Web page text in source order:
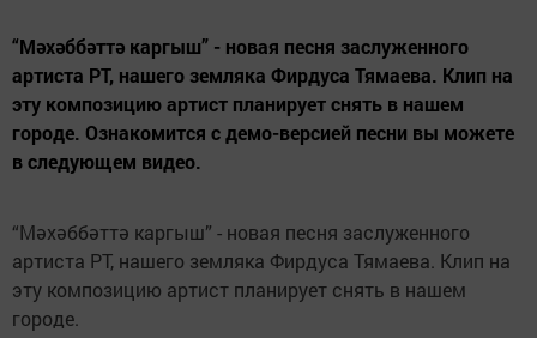
“Мәхәббәттә каргыш” - новая песня заслуженного
артиста РТ, нашего земляка Фирдуса Тямаева. Клип на
эту композицию артист планирует снять в нашем
городе. Ознакомится с демо-версией песни вы можете
в следующем видео.
“Мәхәббәттә каргыш” - новая песня заслуженного
артиста РТ, нашего земляка Фирдуса Тямаева. Клип на
эту композицию артист планирует снять в нашем
городе.